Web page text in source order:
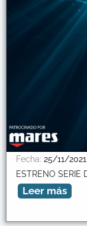
Fecha: 25/11/2021
ESTRENO SERIE
Leer más